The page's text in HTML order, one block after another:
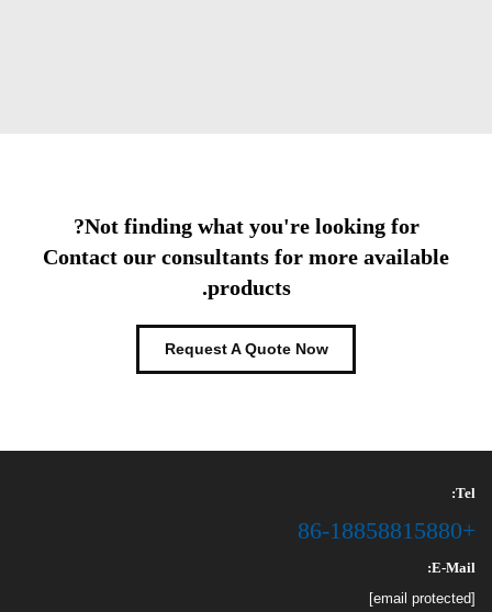
Not finding what you're looking for?
Contact our consultants for more available
products.
Request A Quote Now
Tel:
+86-18858815880
E-Mail:
[email protected]